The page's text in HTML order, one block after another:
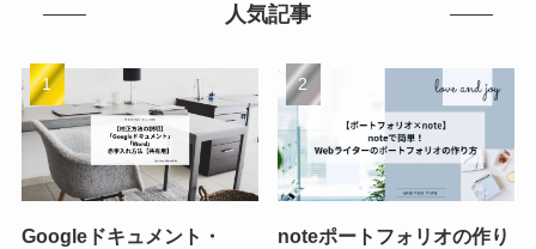
人気記事
Googleドキュメント・
noteポートフォリオの作り